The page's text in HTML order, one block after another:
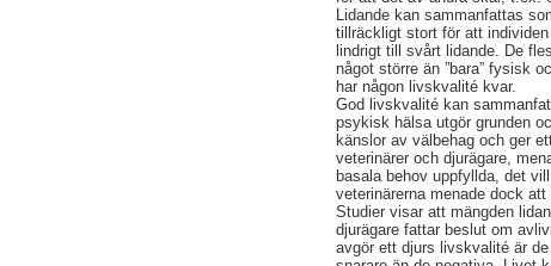
Lidande kan sammanfattas
tillräckligt stort för att
lindrigt till svårt lidande. De
något större än ”bara” fysisk
har någon livskvalité kvar.
God livskvalité kan
psykisk hälsa utgör grunden
känslor av välbehag och ger
veterinärer och djurägare,
basala behov uppfyllda, det
veterinärerna menade dock
Studier visar att mängden
djurägare fattar beslut om
avgör ett djurs livskvalité är